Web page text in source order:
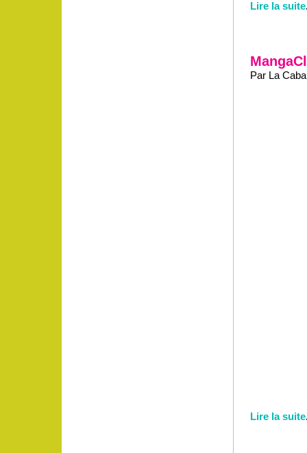
Lire la suite
Par La
Lire la suite